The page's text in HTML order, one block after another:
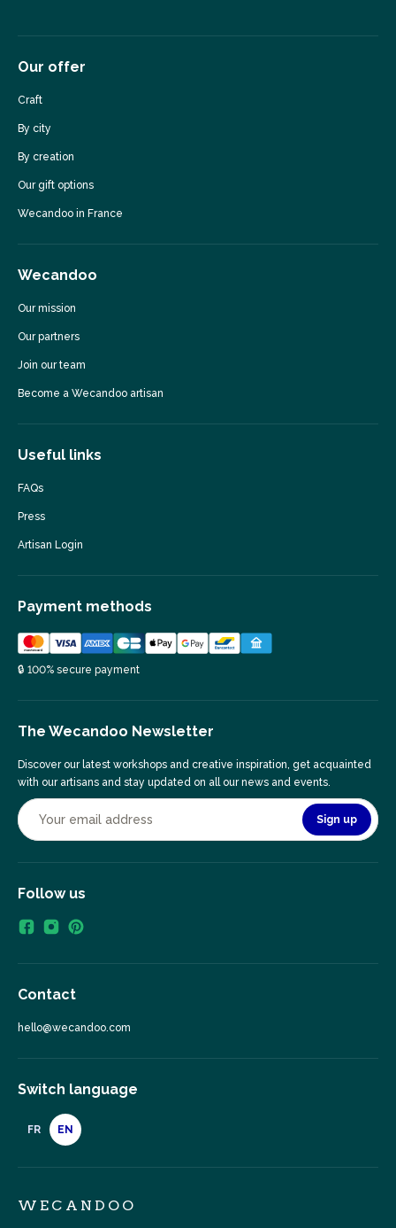
Our offer
Craft
By city
By creation
Our gift options
Wecandoo in France
Wecandoo
Our mission
Our partners
Join our team
Become a Wecandoo artisan
Useful links
FAQs
Press
Artisan Login
Payment methods
🔒 100% secure payment
The Wecandoo Newsletter
Discover our latest workshops and creative inspiration, get acquainted
with our artisans and stay updated on all our news and events.
Sign up
Follow us
Contact
hello@wecandoo.com
Switch language
FR EN
WECANDOO